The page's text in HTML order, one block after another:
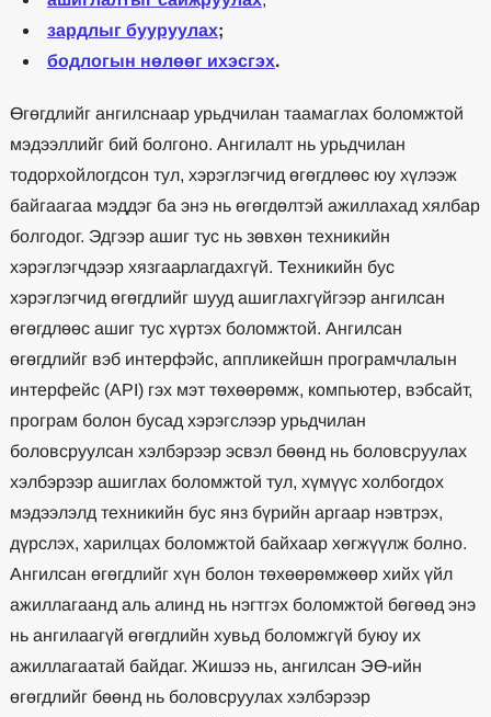
зардлыг бууруулах;
бодлогын нөлөөг ихэсгэх.
Өгөгдлийг ангилснаар урьдчилан таамаглах боломжтой
мэдээллийг бий болгоно. Ангилалт нь урьдчилан
тодорхойлогдсон тул, хэрэглэгчид өгөгдлөөс юу хүлээж
байгаагаа мэддэг ба энэ нь өгөгдөлтэй ажиллахад хялбар
болгодог. Эдгээр ашиг тус нь зөвхөн техникийн
хэрэглэгчдээр хязгаарлагдахгүй. Техникийн бус
хэрэглэгчид өгөгдлийг шууд ашиглахгүйгээр ангилсан
өгөгдлөөс ашиг тус хүртэх боломжтой. Ангилсан
өгөгдлийг вэб интерфэйс, аппликейшн програмчлалын
интерфейс (API) гэх мэт төхөөрөмж, компьютер, вэбсайт,
програм болон бусад хэрэгслээр урьдчилан
боловсруулсан хэлбэрээр эсвэл бөөнд нь боловсруулах
хэлбэрээр ашиглах боломжтой тул, хүмүүс холбогдох
мэдээлэлд техникийн бус янз бүрийн аргаар нэвтрэх,
дүрслэх, харилцах боломжтой байхаар хөгжүүлж болно.
Ангилсан өгөгдлийг хүн болон төхөөрөмжөөр хийх үйл
ажиллагаанд аль алинд нь нэгтгэх боломжтой бөгөөд энэ
нь ангилаагүй өгөгдлийн хувьд боломжгүй буюу их
ажиллагаатай байдаг. Жишээ нь, ангилсан ЭӨ-ийн
өгөгдлийг бөөнд нь боловсруулах хэлбэрээр